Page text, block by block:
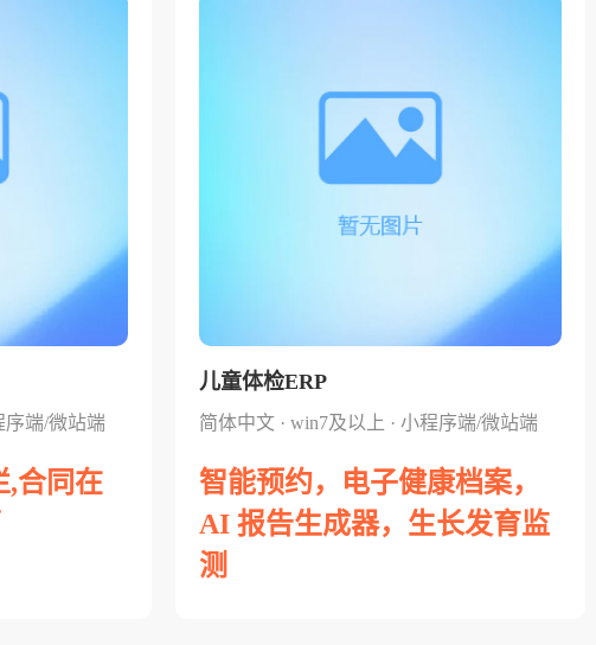
序端/微站端
,合同在
儿童体检ERP
简体中文 · win7及以上 · 小程序端/微站端
智能预约，电子健康档案，
AI 报告生成器，生长发育监
测